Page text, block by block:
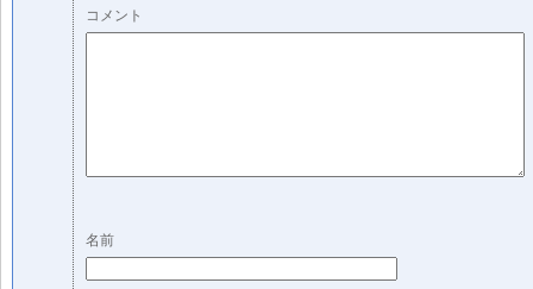
コメント
名前